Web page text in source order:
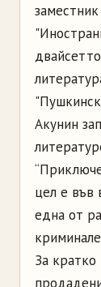
Акунин
цел е във
една от
За